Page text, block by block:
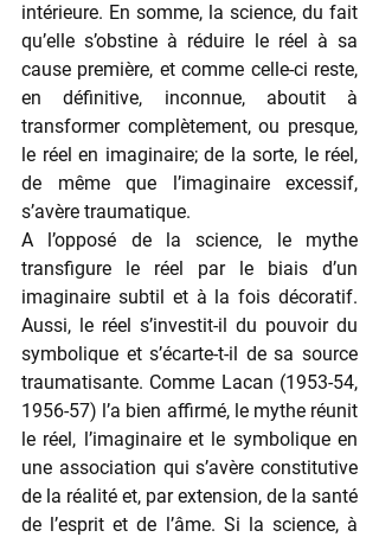
intérieure. En somme, la science, du fait
qu’elle s’obstine à réduire le réel à sa
cause première, et comme celle-ci reste,
en définitive, inconnue, aboutit à
transformer complètement, ou presque,
le réel en imaginaire; de la sorte, le réel,
de même que l’imaginaire excessif,
s’avère traumatique.
A l’opposé de la science, le mythe
transfigure le réel par le biais d’un
imaginaire subtil et à la fois décoratif.
Aussi, le réel s’investit-il du pouvoir du
symbolique et s’écarte-t-il de sa source
traumatisante. Comme Lacan (1953-54,
1956-57) l’a bien affirmé, le mythe réunit
le réel, l’imaginaire et le symbolique en
une association qui s’avère constitutive
de la réalité et, par extension, de la santé
de l’esprit et de l’âme. Si la science, à